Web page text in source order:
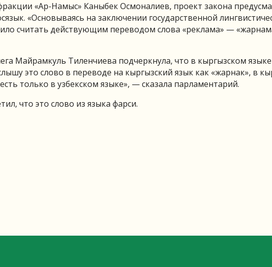
«Ар-Намыс» Каныбек Осмоналиев, проект закона
«Основываясь на заключении государственной
считать действующим переводом слова «реклама» —
Майрамкуль Тиленчиева подчеркнула, что в кыргызском
это слово в переводе на кыргызский язык как «жарнак», в
только в узбекском языке», — сказала парламентарий.
что это слово из языка фарси.